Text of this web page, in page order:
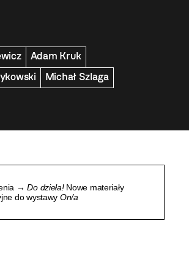
Adam Kruk
Michał Szlaga
→Do dzieła!Nowe materiały
do wystawy On/a